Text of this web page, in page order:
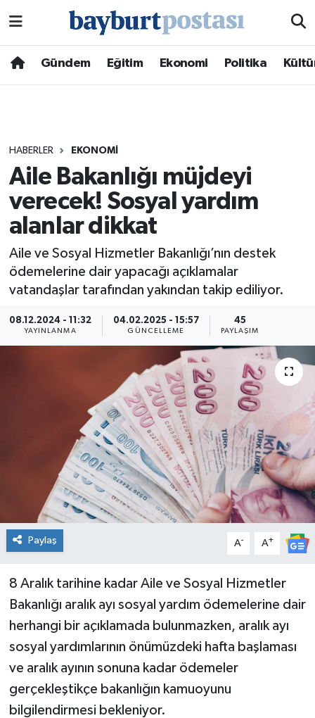
Gündem Eğitim Ekonomi Politika
HABERLER EKONOMI
Aile Bakanlığı müjdeyi
verecek! Sosyal yardım
alanlar dikkat
Aile ve Sosyal Hizmetler Bakanlığı’nın destek
ödemelerine dair yapacağı açıklamalar
vatandaşlar tarafından yakından takip ediliyor.
08.12.2024 - 11:32
YAYINLANMA
04.02.2025 - 15:57
GÜNCELLEME
45
PAYLAŞIM
Paylaş A- A+
8 Aralık tarihine kadar Aile ve Sosyal Hizmetler
Bakanlığı aralık ayı sosyal yardım ödemelerine dair
herhangi bir açıklamada bulunmazken, aralık ayı
sosyal yardımlarının önümüzdeki hafta başlaması
ve aralık ayının sonuna kadar ödemeler
gerçekleştikçe bakanlığın kamuoyunu
bilgilendirmesi bekleniyor.
Hava Durumu
Süper Lig Puan Durumu ve Fikstür
Tüm Manşetler
Son Dakika Haberleri